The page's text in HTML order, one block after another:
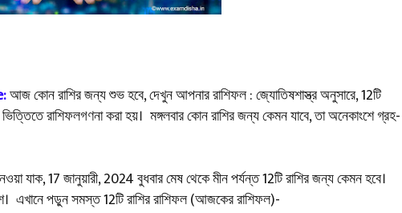
আজ কোন রাশির জন্য শুভ হবে, দেখুন আপনার রাশিফল : জ্যোতিষশাস্ত্র অনুসারে, 12টি
ভিত্তিতে রাশিফল ​​গণনা করা হয়। মঙ্গলবার কোন রাশির জন্য কেমন যাবে, তা অনেকাংশে গ্রহ-
যাক, 17 জানুয়ারী, 2024 বুধবার মেষ থেকে মীন পর্যন্ত 12টি রাশির জন্য কেমন হবে।
পড়ুন সমস্ত 12টি রাশির রাশিফল ​​(আজকের রাশিফল)-